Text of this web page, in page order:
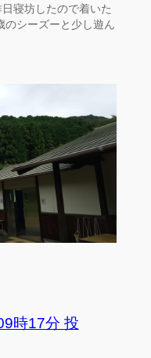
寝坊したので着いた
のシーズーと少し遊ん
時17分 投